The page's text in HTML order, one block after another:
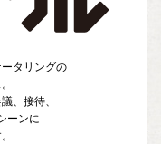
タリングの
、接待、
ーンに